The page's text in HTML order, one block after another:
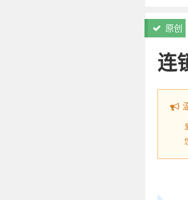
原创
连